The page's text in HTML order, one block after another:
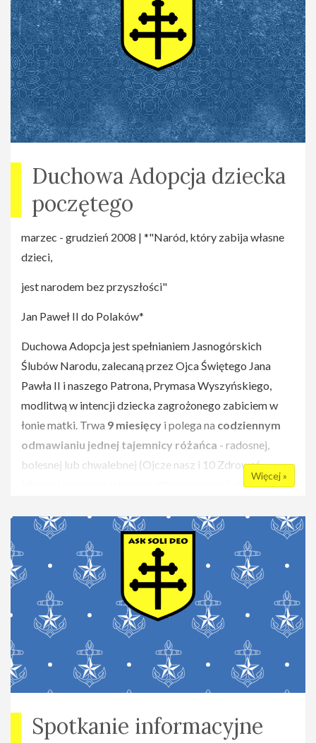
dotyka serca człowieka i ukazuje podstawowe wiary
naszej wiary.
Duchowa Adopcja dziecka
poczętego
marzec - grudzień 2008 | *"Naród, który zabija własne
dzieci,
jest narodem bez przyszłości"
Jan Paweł II do Polaków*
Duchowa Adopcja jest spełnianiem Jasnogórskich
Ślubów Narodu, zalecaną przez Ojca Świętego Jana
Pawła II i naszego Patrona, Prymasa Wyszyńskiego,
modlitwą w intencji dziecka za­grożonego zabiciem w
łonie matki. Trwa 9 mie­sięcy i polega na codziennym
odmawianiu jednej tajemnicy różańca - radosnej,
bolesnej lub chwaleb­nej (Ojcze nasz i 10 Zdrowaś
Maryjo) oraz specjalnej modlitwy w intencji dziecka i
wybrane dobre posta­nowienia.
Zachęć innych do włączenia się w dzieło Duchowej
Adopcji!
Więcej »
Spotkanie informacyjne